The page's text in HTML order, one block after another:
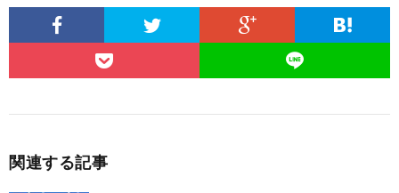
関連する記事